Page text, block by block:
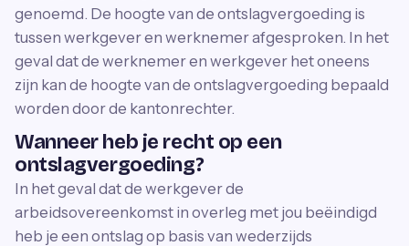
genoemd. De hoogte van de ontslagvergoeding is
tussen werkgever en werknemer afgesproken. In het
geval dat de werknemer en werkgever het oneens
zijn kan de hoogte van de ontslagvergoeding bepaald
worden door de kantonrechter.
Wanneer heb je recht op een
ontslagvergoeding?
In het geval dat de werkgever de
arbeidsovereenkomst in overleg met jou beëindigd
heb je een ontslag op basis van wederzijds